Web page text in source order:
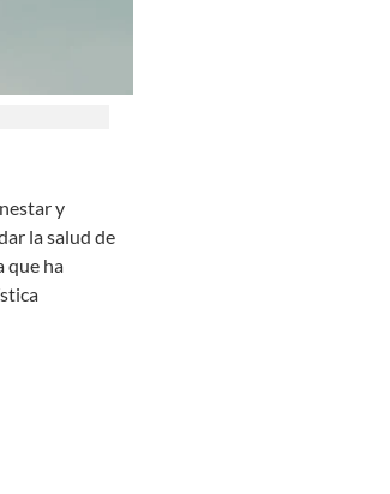
y
la salud de
que ha